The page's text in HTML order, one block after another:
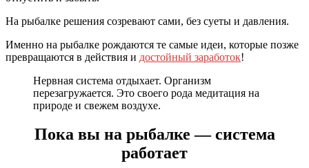
На рыбалке решения созревают сами, без суеты и давления.
Именно на рыбалке рождаются те самые идеи, которые позже
превращаются в действия и достойный заработок!
Нервная система отдыхает. Организм
перезагружается. Это своего рода медитация на
природе и свежем воздухе.
Пока вы на рыбалке — система
работает